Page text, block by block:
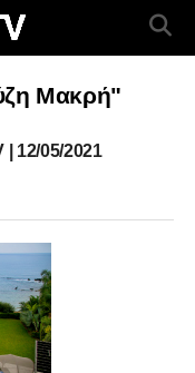
Μακρή"
| 12/05/2021